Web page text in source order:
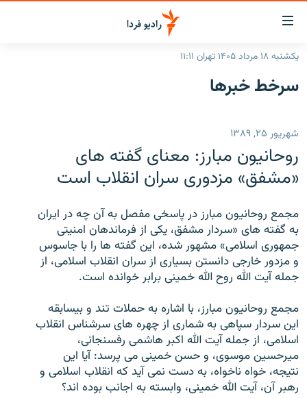
لینک‌های
قابلیت
دسترسی
بازگشت
اصلی
رفتن
صفحه
ایران
انتخاب کنید و بشنوید
فرکانس‌ها
پادکست
گزارش‌های تصویری
گزارش‌های ویدئویی
زنان فردا
English
زبان‌های دیگر
یکشنبه ۱۸ مرداد ۱۴۰۵ تهران ۱۱:۱۱
سرخط‌ خبرها
شهریور ۲۵, ۱۳۸۹
روحانیون مبارز: معنای گفته های
«مشفق» مزدوری سران انقلاب است
مجمع روحانیون مبارز در پاسخی مفصل به آن چه در ایران
به گفته های «سردار مشفق، یکی از فرماندهان امنیتی
جمهوری اسلامی» مشهور شده، این گفته ها را با جاسوس
و مزدور خارجی دانستن بسیاری از سران انقلاب اسلامی، از
جمله آیت الله روح الله خمینی برابر خوانده است.
مجمع روحانیون مبارز، با اشاره به حملات تند و بیسابقه
این سردار سپاهی به شماری از چهره های سرشناس انقلاب
اسلامی، از جمله آیت الله اکبر هاشمی رفسنجانی،
میرحسین موسوی، و حسن خمینی می پرسد: آیا این
نتیجه، خواه ناخواه، به دست نمی آید که انقلاب اسلامی و
رهبر آن، آیت الله خمینی، وابسته به اجانب بوده اند؟